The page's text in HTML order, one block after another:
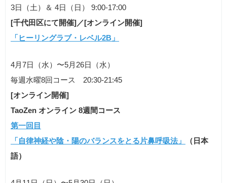
3日（土）＆ 4日（日） 9:00-17:00
[千代田区にて開催]／[オンライン開催]
「ヒーリングラブ・レベル2B」
4月7日（水）〜5月26日（水）
毎週水曜8回コース 20:30-21:45
[オンライン開催]
TaoZen オンライン 8週間コース
第一回目
「自律神経や陰・陽のバランスをとる片鼻呼吸法」
（日本
語）